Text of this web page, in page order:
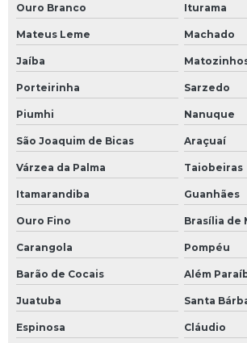
Projetos personalizados para indústrias
Redução de custos industriais
Redução de custos operacionais
Serviço de comissionamento de
Serviço de instalação de caldeiras
Serviço de montagem de tubulação de
fluidos térmicos
Serviço de retirada de gases de rede de
Sistema de aquecimento de fluido
Ouro Branco Iturama
Mateus Leme Machado
Jaíba
Porteirinha Sarzedo
Piumhi Nanuque
São Joaquim de Bicas Araçuaí
Várzea da Palma Taiobeiras
Itamarandiba Guanhães
Ouro Fino Brasília de
Carangola Pompéu
Barão de Cocais Além
Juatuba Santa
Espinosa Cláudio